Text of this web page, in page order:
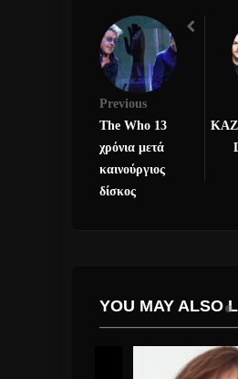
Previous
The Who 13
χρόνια μετά
καινούργιος
δίσκος
YOU MAY ALSO